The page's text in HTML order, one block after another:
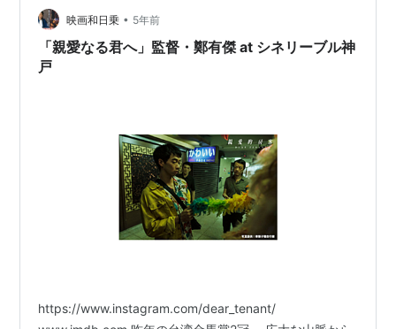
絶妙なバランスが、ノスタルジックな気分にさせてくれ
る。 彩色屋に並ぶのは、カフェやスイーツやさん、スペ
イン料理店。 その中のカ…
映画和日乗 • 5年前
「親愛なる君へ」監督・鄭有傑 at シネリーブル神
戸
https://www.instagram.com/dear_tenant/